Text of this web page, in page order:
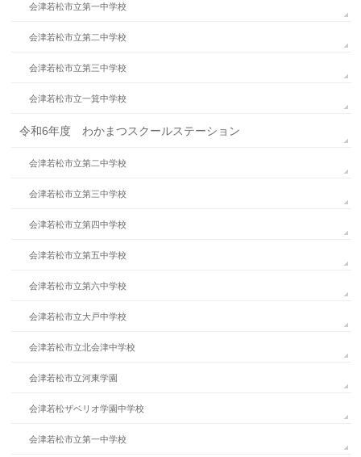
会津若松市立第一中学校
会津若松市立第二中学校
会津若松市立第三中学校
会津若松市立一箕中学校
令和6年度 わかまつスクールステーション
会津若松市立第二中学校
会津若松市立第三中学校
会津若松市立第四中学校
会津若松市立第五中学校
会津若松市立第六中学校
会津若松市立大戸中学校
会津若松市立北会津中学校
会津若松市立河東学園
会津若松ザベリオ学園中学校
会津若松市立第一中学校